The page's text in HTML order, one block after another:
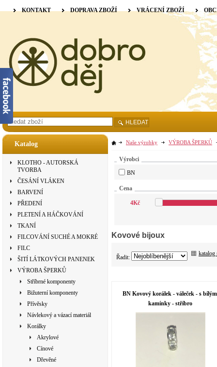
Katalog
KLOTHO - AUTORSKÁ
TVORBA
ČESÁNÍ VLÁKEN
BARVENÍ
PŘEDENÍ
PLETENÍ A HÁČKOVÁNÍ
TKANÍ
FILCOVÁNÍ SUCHÉ A MOKRÉ
FILC
ŠITÍ LÁTKOVÝCH PANENEK
VÝROBA ŠPERKŮ
Stříbrné komponenty
Bižuterní komponenty
Přívěsky
Návlekový a vázací materiál
Korálky
Akrylové
Cínové
Dřevěné
Naše výrobky VÝROBA ŠPERKŮ
Výrobci
BN
Cena
4Kč
Kovové bijoux
Řadit:
katalog
BN Kovový korálek - váleček - s
kamínky - stříbro
KONTAKT DOPRAVA ZBOŽÍ VRÁCENÍ ZBOŽÍ
HLEDAT